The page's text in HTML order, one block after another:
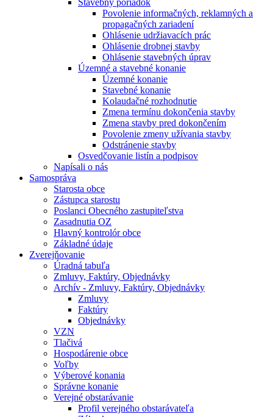
Stavebný poriadok
Povolenie informačných, reklamných a
propagačných zariadení
Ohlásenie udržiavacích prác
Ohlásenie drobnej stavby
Ohlásenie stavebných úprav
Územné a stavebné konanie
Územné konanie
Stavebné konanie
Kolaudačné rozhodnutie
Zmena termínu dokončenia stavby
Zmena stavby pred dokončením
Povolenie zmeny užívania stavby
Odstránenie stavby
Osvedčovanie listín a podpisov
Napísali o nás
Samospráva
Starosta obce
Zástupca starostu
Poslanci Obecného zastupiteľstva
Zasadnutia OZ
Hlavný kontrolór obce
Základné údaje
Zverejňovanie
Úradná tabuľa
Zmluvy, Faktúry, Objednávky
Archív - Zmluvy, Faktúry, Objednávky
Zmluvy
Faktúry
Objednávky
VZN
Tlačivá
Hospodárenie obce
Voľby
Výberové konania
Správne konanie
Verejné obstarávanie
Profil verejného obstarávateľa